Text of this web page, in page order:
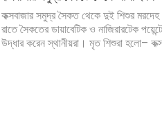
কক্সবাজার সমুদ্র সৈকত থেকে দুই শিশুর
রাতে সৈকতের ডায়াবেটিক ও নাজিরারটেক
উদ্ধার করেন স্থানীয়রা। মৃত শিশুরা হলো–